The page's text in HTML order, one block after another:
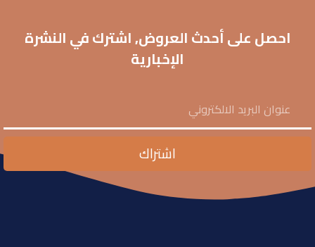
احصل على أحدث العروض, اشترك في النشرة
الإخبارية
اشتراك